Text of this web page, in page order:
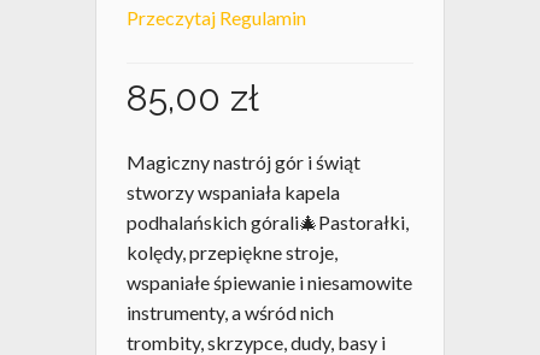
Przeczytaj Regulamin
85,00 zł
Magiczny nastrój gór i świąt
stworzy wspaniała kapela
podhalańskich górali🎄Pastorałki,
kolędy, przepiękne stroje,
wspaniałe śpiewanie i niesamowite
instrumenty, a wśród nich
trombity, skrzypce, dudy, basy i